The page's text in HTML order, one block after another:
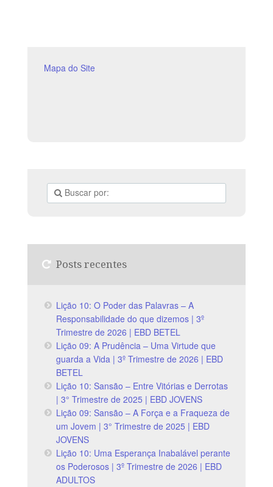
Mapa do Site
Posts recentes
Lição 10: O Poder das Palavras – A
Responsabilidade do que dizemos | 3º
Trimestre de 2026 | EBD BETEL
Lição 09: A Prudência – Uma Virtude que
guarda a Vida | 3º Trimestre de 2026 | EBD
BETEL
Lição 10: Sansão – Entre Vitórias e Derrotas
| 3° Trimestre de 2025 | EBD JOVENS
Lição 09: Sansão – A Força e a Fraqueza de
um Jovem | 3° Trimestre de 2025 | EBD
JOVENS
Lição 10: Uma Esperança Inabalável perante
os Poderosos | 3º Trimestre de 2026 | EBD
ADULTOS